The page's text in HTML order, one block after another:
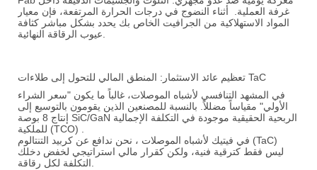
غرفة العملية.
أثناء النضوج في درجات الحرارة المرتفعة، فإن معيار
المواد الاستهلاكية من الجرافيت الخاص بك يحدد بشكل مباشر كثافة
عيوب الرقاقة النهائية.
تعظيم عائد الاستثمار: المنطق المالي للتحول إلى طلاءات TaC
في المشهد التنافسي لأشباه الموصلات، غالباً ما يكون "سعر الشراء
الأولي" مقياساً مضللاً. بالنسبة للمصنعين الذين يقومون بالتوسيع إلى
إنتاج 8 بوصة SiC/GaN
الربحية الحقيقية موجودة في التكلفة الإجمالية
للملكية (TCO) .
في فيتيك لأشباه الموصلات ، نحن ندافع عن
كربيد التنتالوم (TaC)
ليس فقط كترقية فنية، ولكن كقرار مالي استراتيجي لخفض دخلك
التكلفة لكل رقاقة.